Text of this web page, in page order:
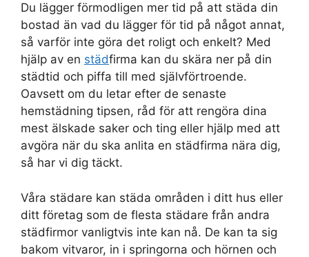
Du lägger förmodligen mer tid på att städa din
bostad än vad du lägger för tid på något annat,
så varför inte göra det roligt och enkelt? Med
hjälp av en städfirma kan du skära ner på din
städtid och piffa till med självförtroende.
Oavsett om du letar efter de senaste
hemstädning tipsen, råd för att rengöra dina
mest älskade saker och ting eller hjälp med att
avgöra när du ska anlita en städfirma nära dig,
så har vi dig täckt.
Våra städare kan städa områden i ditt hus eller
ditt företag som de flesta städare från andra
städfirmor vanligtvis inte kan nå. De kan ta sig
bakom vitvaror, in i springorna och hörnen och